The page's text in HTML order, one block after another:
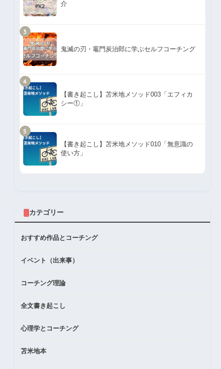
介
3
鬼滅の刃・竈門炭治郎に学ぶセルフコーチング
4
【書き起こし】苫米地メソッド003「エフィカ
シー①」
5
【書き起こし】苫米地メソッド010「無意識の
使い方」
カテゴリー
おすすめ作品とコーチング
イベント（出来事）
コーチング理論
全文書き起こし
心理学とコーチング
苫米地本